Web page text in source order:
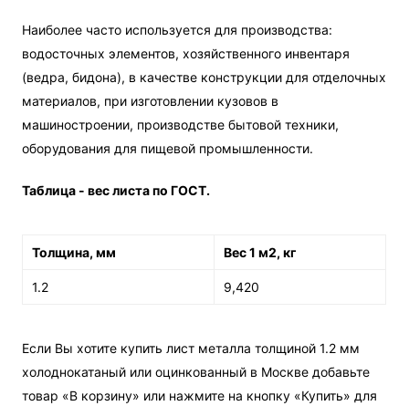
Наиболее часто используется для производства:
водосточных элементов, хозяйственного инвентаря
(ведра, бидона), в качестве конструкции для отделочных
материалов, при изготовлении кузовов в
машиностроении, производстве бытовой техники,
оборудования для пищевой промышленности.
Таблица - вес листа по ГОСТ.
Толщина, мм Вес 1 м2, кг
1.2 9,420
Если Вы хотите купить лист металла толщиной 1.2 мм
холоднокатаный или оцинкованный в Москве добавьте
товар «В корзину» или нажмите на кнопку «Купить» для